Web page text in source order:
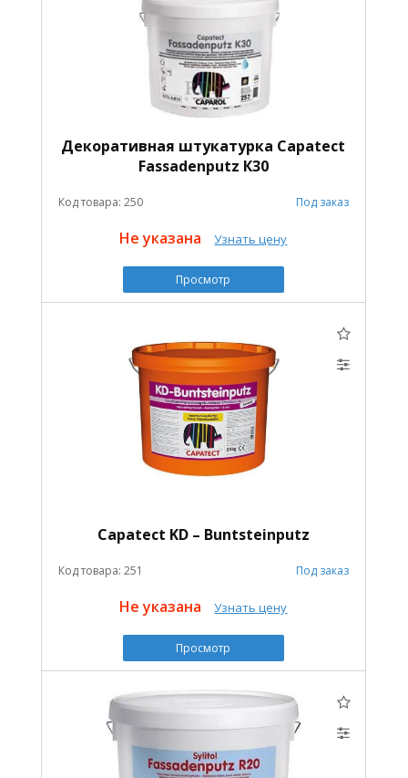
Декоративная штукатурка Capatect
Fassadenputz К30
Код товара: 250 Под заказ
Не указана Узнать цену
Просмотр
Capatect KD – Buntsteinputz
Код товара: 251 Под заказ
Не указана Узнать цену
Просмотр